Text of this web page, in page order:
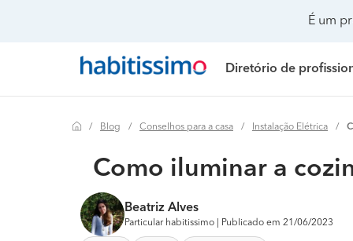
É um
Diretório de
Painéis solares
Instalação elétrica
Remodelação
Remodelação de
Preço Painéis solares
Preço Isolamento térmico
Preço
Preço
Remodelação de casa
Remodelação de cozinha
Realizar mudanças
Construção de casa
Blog Conselhos para a casa Instalação Elétrica
Como iluminar a
Beatriz Alves
Particular habitissimo | Publicado em 21/06/2023